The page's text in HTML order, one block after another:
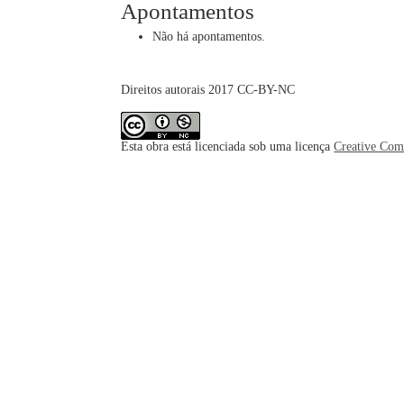
Apontamentos
Não há apontamentos.
Direitos autorais 2017 CC-BY-NC
Esta obra está licenciada sob uma licençaCreative